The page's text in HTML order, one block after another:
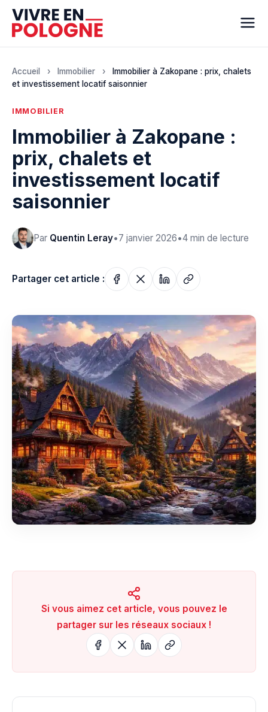
Accueil › Immobilier ›
Immobilier à Zakopane : prix, chalets
et investissement locatif saisonnier
IMMOBILIER
Immobilier à Zakopane :
prix, chalets et
investissement locatif
saisonnier
Par Quentin Leray•7 janvier 2026•4 min de lecture
Partager cet article :
Si vous aimez cet article, vous pouvez le
partager sur les réseaux sociaux !